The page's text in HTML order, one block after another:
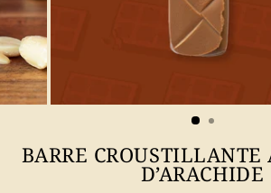
BARRE CROUSTILLANTE
D’ARACHIDE